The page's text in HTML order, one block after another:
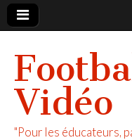
Vidéo
"Pour les éducateurs,